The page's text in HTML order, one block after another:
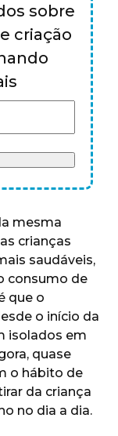
sobre
criação
mesma
crianças
saudáveis,
consumo de
que o
o início da
isolados em
quase
o hábito de
da criança
no dia a dia.